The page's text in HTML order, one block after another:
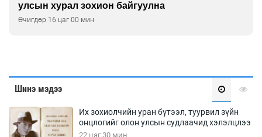
улсын хурал зохион байгуулна
Өчигдөр 16 цаг 00 мин
Шинэ мэдээ
Их зохиолчийн уран бүтээл, туурвил зүйн
онцлогийг олон улсын судлаачид хэлэлцлээ
22 цаг 30 мин